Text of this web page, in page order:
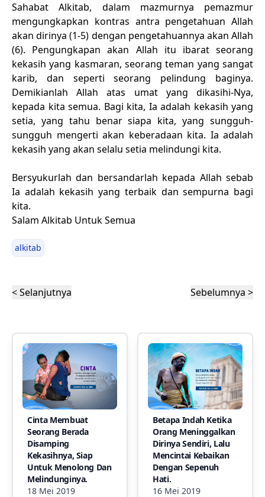
Sahabat Alkitab, dalam mazmurnya pemazmur
mengungkapkan kontras antra pengetahuan Allah
akan dirinya (1-5) dengan pengetahuannya akan Allah
(6). Pengungkapan akan Allah itu ibarat seorang
kekasih yang kasmaran, seorang teman yang sangat
karib, dan seperti seorang pelindung baginya.
Demikianlah Allah atas umat yang dikasihi-Nya,
kepada kita semua. Bagi kita, Ia adalah kekasih yang
setia, yang tahu benar siapa kita, yang sungguh-
sungguh mengerti akan keberadaan kita. Ia adalah
kekasih yang akan selalu setia melindungi kita.
Bersyukurlah dan bersandarlah kepada Allah sebab
Ia adalah kekasih yang terbaik dan sempurna bagi
kita.
Salam Alkitab Untuk Semua
alkitab
< Selanjutnya Sebelumnya >
Cinta Membuat
Seorang Berada
Disamping
Kekasihnya, Siap
Untuk Menolong Dan
Melindunginya.
18 Mei 2019
Betapa Indah Ketika
Orang Meninggalkan
Dirinya Sendiri, Lalu
Mencintai Kebaikan
Dengan Sepenuh
Hati.
16 Mei 2019